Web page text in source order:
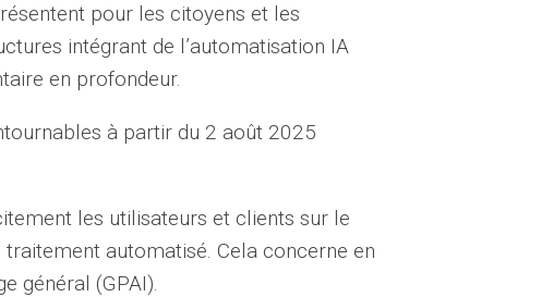
pour les citoyens et les
intégrant de l’automatisation IA
en profondeur.
à partir du 2 août 2025
les utilisateurs et clients sur le
automatisé. Cela concerne en
général (GPAI).